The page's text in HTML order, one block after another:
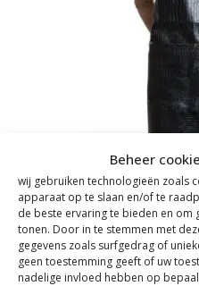
Beheer
wij gebruiken technologieën zoals
apparaat op te slaan en/of te
de beste ervaring te bieden en
tonen. Door in te stemmen met
gegevens zoals surfgedrag of
geen toestemming geeft of uw
nadelige invloed hebben op